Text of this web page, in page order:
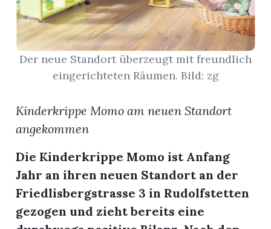
Bremgarten
Der neue Standort überzeugt mit freundlich
eingerichteten Räumen. Bild: zg
Kinderkrippe Momo am neuen Standort
angekommen
Die Kinderkrippe Momo ist Anfang
Jahr an ihren neuen Standort an der
Friedlisbergstrasse 3 in Rudolfstetten
gezogen und zieht bereits eine